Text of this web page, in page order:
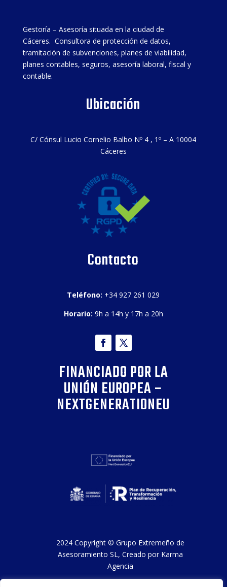
Gestoría – Asesoría situada en la ciudad de
Cáceres. Consultora de protección de datos,
tramitación de subvenciones, planes de viabilidad,
planes contables, seguros, asesoría laboral, fiscal y
contable.
Ubicación
C/ Cónsul Lucio Cornelio Balbo Nº 4 , 1º – A 10004
Cáceres
Contacto
Teléfono: +34 927 261 029
Horario: 9h a 14h y 17h a 20h
FINANCIADO POR LA
UNIÓN EUROPEA –
NEXTGENERATIONEU
2024 Copyright © Grupo Extremeño de
Asesoramiento SL, Creado por Karma
Agencia